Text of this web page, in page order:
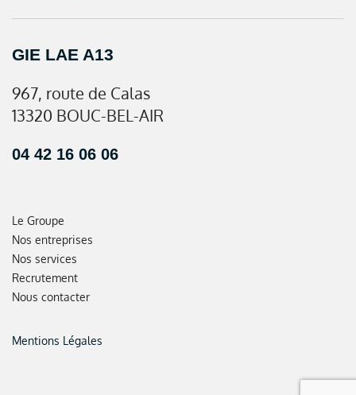
GIE LAE A13
967, route de Calas
13320 BOUC-BEL-AIR
04 42 16 06 06
Le Groupe
Nos entreprises
Nos services
Recrutement
Nous contacter
Mentions Légales